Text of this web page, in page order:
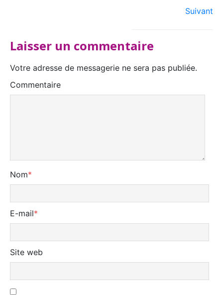
Suivant
Laisser un commentaire
Votre adresse de messagerie ne sera pas publiée.
Commentaire
Nom*
E-mail*
Site web